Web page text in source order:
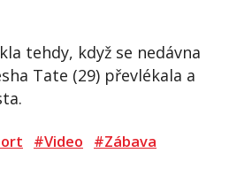
tehdy, když se nedávna
Tate (29) převlékala a
#Video
#Zábava